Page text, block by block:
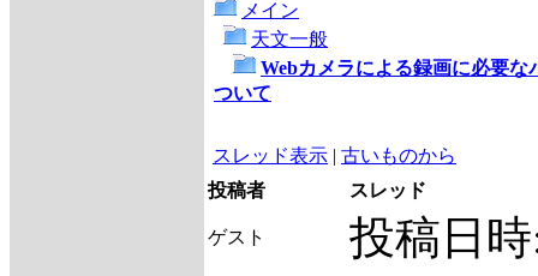
メイン
天文一般
Webカメラによる録画に必要な
ついて
スレッド表示 | 古いものから
投稿者
スレッド
ゲスト
投稿日